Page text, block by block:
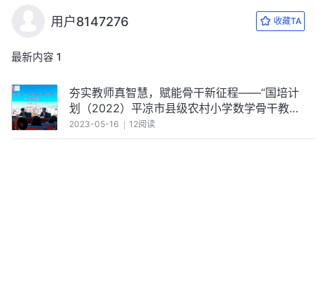
用户8147276 收藏TA
最新内容 1
夯实教师真智慧，赋能骨干新征程——“国培计
划（2022）平凉市县级农村小学数学骨干教师
能力提升培训
2023-05-16 12阅读